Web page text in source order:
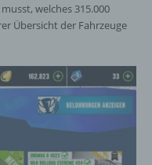
welches 315.000
Übersicht der Fahrzeuge